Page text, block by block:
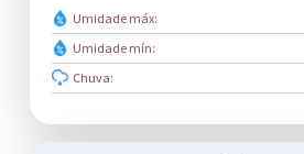
Umidade máx:
Umidade mín:
Chuva: